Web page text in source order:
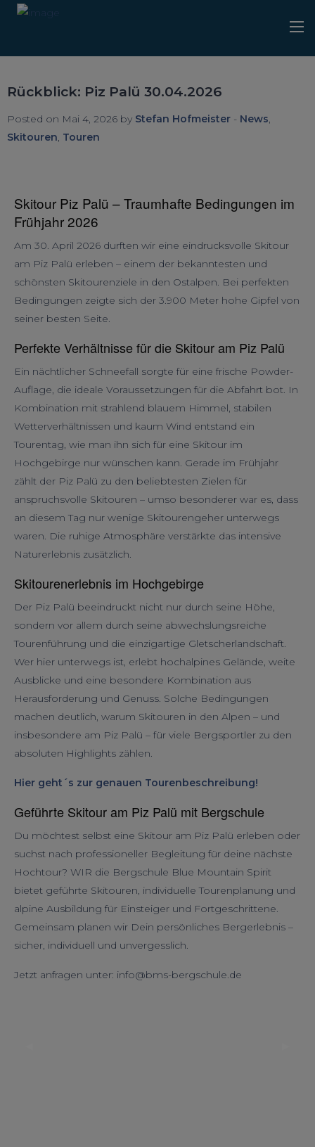
Rückblick: Piz Palü 30.04.2026
Posted on Mai 4, 2026 by Stefan Hofmeister - News,
Skitouren, Touren
Skitour Piz Palü – Traumhafte Bedingungen im
Frühjahr 2026
Am 30. April 2026 durften wir eine eindrucksvolle Skitour
am Piz Palü erleben – einem der bekanntesten und
schönsten Skitourenziele in den Ostalpen. Bei perfekten
Bedingungen zeigte sich der 3.900 Meter hohe Gipfel von
seiner besten Seite.
Perfekte Verhältnisse für die Skitour am Piz Palü
Ein nächtlicher Schneefall sorgte für eine frische Powder-
Auflage, die ideale Voraussetzungen für die Abfahrt bot. In
Kombination mit strahlend blauem Himmel, stabilen
Wetterverhältnissen und kaum Wind entstand ein
Tourentag, wie man ihn sich für eine Skitour im
Hochgebirge nur wünschen kann. Gerade im Frühjahr
zählt der Piz Palü zu den beliebtesten Zielen für
anspruchsvolle Skitouren – umso besonderer war es, dass
an diesem Tag nur wenige Skitourengeher unterwegs
waren. Die ruhige Atmosphäre verstärkte das intensive
Naturerlebnis zusätzlich.
Skitourenerlebnis im Hochgebirge
Der Piz Palü beeindruckt nicht nur durch seine Höhe,
sondern vor allem durch seine abwechslungsreiche
Tourenführung und die einzigartige Gletscherlandschaft.
Wer hier unterwegs ist, erlebt hochalpines Gelände, weite
Ausblicke und eine besondere Kombination aus
Herausforderung und Genuss. Solche Bedingungen
machen deutlich, warum Skitouren in den Alpen – und
insbesondere am Piz Palü – für viele Bergsportler zu den
absoluten Highlights zählen.
Hier geht´s zur genauen Tourenbeschreibung!
Geführte Skitour am Piz Palü mit Bergschule
Du möchtest selbst eine Skitour am Piz Palü erleben oder
suchst nach professioneller Begleitung für deine nächste
Hochtour? WIR die Bergschule Blue Mountain Spirit
bietet geführte Skitouren, individuelle Tourenplanung und
alpine Ausbildung für Einsteiger und Fortgeschrittene.
Gemeinsam planen wir Dein persönliches Bergerlebnis –
sicher, individuell und unvergesslich.
Jetzt anfragen unter: info@bms-bergschule.de